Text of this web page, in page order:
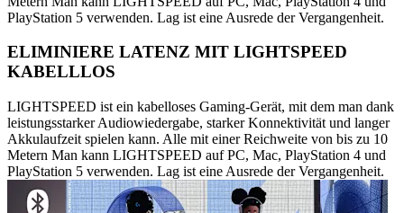
PlayStation 5 verwenden. Lag ist eine Ausrede der Vergangenheit.
ELIMINIERE LATENZ MIT LIGHTSPEED
KABELLLOS
LIGHTSPEED ist ein kabelloses Gaming-Gerät, mit dem man dank
leistungsstarker Audiowiedergabe, starker Konnektivität und langer
Akkulaufzeit spielen kann. Alle mit einer Reichweite von bis zu 10
Metern Man kann LIGHTSPEED auf PC, Mac, PlayStation 4 und
PlayStation 5 verwenden. Lag ist eine Ausrede der Vergangenheit.